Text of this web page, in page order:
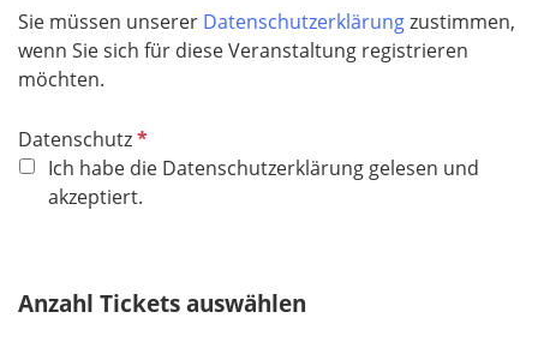
f
e
l
Sie müssen unserer Datenschutzerklärungzustimmen,
wenn Sie sich für diese Veranstaltung registrieren
möchten.
DatenschutzP
f
l
t
Ich habe die Datenschutzerklärung gelesen und
akzeptiert.
Anzahl Tickets auswählen